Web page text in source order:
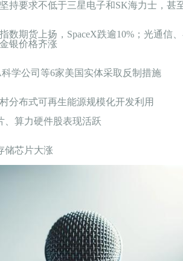
，巨额资本开支令华尔街不安，股票抛